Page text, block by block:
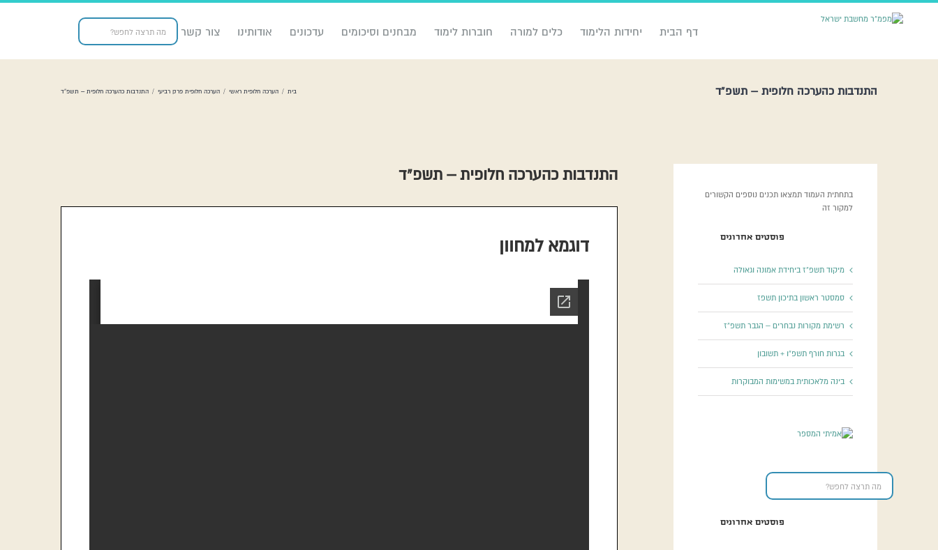
דף הבית יחידות הלימוד כלים למורה חוברות לימוד מבחנים וסיכומים עדכונים אודותינו צור קשר
התנדבות כהערכה חלופית – תשפ”ד בית / הערכה חלופית ראשי / הערכה חלופית פרק רביעי / התנדבות כהערכה חלופית – תשפ”ד
התנדבות כהערכה חלופית – תשפ”ד
דוגמא למחוון
בתחתית העמוד תמצאו תכנים נוספים הקשורים
למקור זה
פוסטים אחרונים
מיקוד תשפ”ז ביחידת אמונה וגאולה
סמסטר ראשון בתיכון תשפז
רשימת מקורות נבחרים – הגבר תשפ”ז
בגרות חורף תשפ”ו + תשובון
בינה מלאכותית במשימות המבוקרות
פוסטים אחרונים